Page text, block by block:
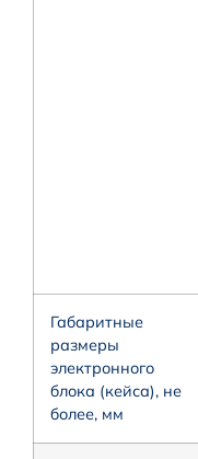
Габаритные
размеры
электронного
блока (кейса), не
более, мм